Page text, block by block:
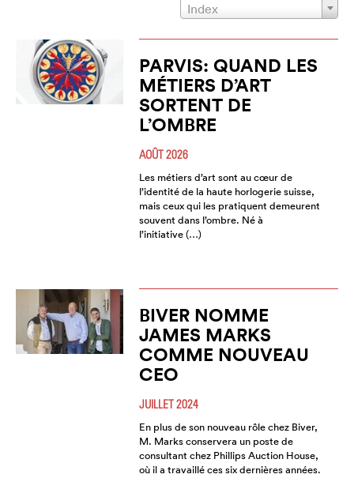
Index
PARVIS: QUAND LES
MÉTIERS D’ART
SORTENT DE
L’OMBRE
AOÛT 2026
Les métiers d’art sont au cœur de
l’identité de la haute horlogerie suisse,
mais ceux qui les pratiquent demeurent
souvent dans l’ombre. Né à
l’initiative (…)
BIVER NOMME
JAMES MARKS
COMME NOUVEAU
CEO
JUILLET 2024
En plus de son nouveau rôle chez Biver,
M. Marks conservera un poste de
consultant chez Phillips Auction House,
où il a travaillé ces six dernières années.